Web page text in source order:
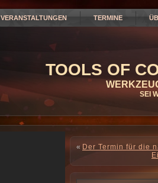
VERANSTALTUNGEN TERMINE
TOOLS OF
SEI
« Der Termin für die